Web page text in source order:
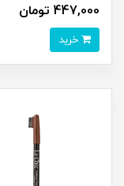
447,000 تومان